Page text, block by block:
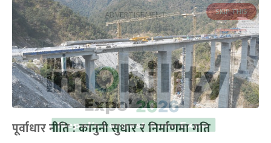
पूर्वाधार नीति : कानुनी सुधार र निर्माणमा गति